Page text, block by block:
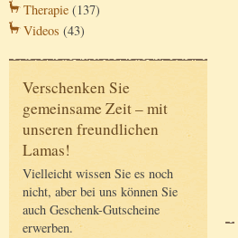
Therapie (137)
Videos (43)
Verschenken Sie
gemeinsame Zeit – mit
unseren freundlichen
Lamas!
Vielleicht wissen Sie es noch
nicht, aber bei uns können Sie
auch Geschenk-Gutscheine
erwerben.